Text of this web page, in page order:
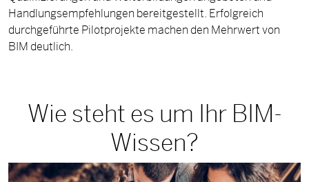
Handlungsempfehlungen bereitgestellt. Erfolgreich
durchgeführte Pilotprojekte machen den Mehrwert von
BIM deutlich.
Wie steht es um Ihr BIM-
Wissen?